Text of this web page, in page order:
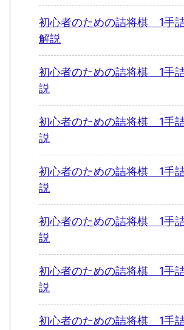
初心者のための詰将棋 1手
解説
初心者のための詰将棋 1手
説
初心者のための詰将棋 1手
説
初心者のための詰将棋 1手
説
初心者のための詰将棋 1手
説
初心者のための詰将棋 1手
説
初心者のための詰将棋 1手